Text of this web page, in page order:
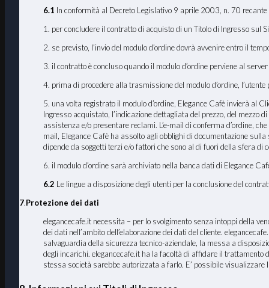
6.1 In conformità al Decreto Legislativo 9 aprile 2003, n. 70
1. per concludere il contratto di acquisto di un Titolo di Ingresso sul
2. se previsto, l’invio del modulo d’ordine dovrà avvenire entro il
3. il contratto è concluso quando il modulo d’ordine perviene al
4. prima di procedere alla trasmissione del modulo d’ordine,
5. una volta registrato il modulo d’ordine, Elegance Cafè invierà al
Ingresso acquistato, l’indicazione dettagliata del prezzo, del mezzo
assistenza e/o presentare reclami. L’e-mail di conferma d’ordine,
mail, Elegance Cafè ha assolto agli obblighi di documentazione
dipende da soggetti terzi e/o fattori che sono al di fuori della sfera di
6. il modulo d’ordine sarà archiviato nella banca dati di Elegance
6.2 Le lingue a disposizione degli utenti per la conclusione del
7.Protezione dei dati
elegancecafe.it necessita – per lo svolgimento senza intoppi della
dei dati nell’ambito dell’elaborazione dei dati del cliente.
salvaguardia della sicurezza tecnico-aziendale, la messa a
degli incarichi. elegancecafe.it ha la facoltà di affidare il
stessa società sarebbe autorizzata a farlo. E’ possibile